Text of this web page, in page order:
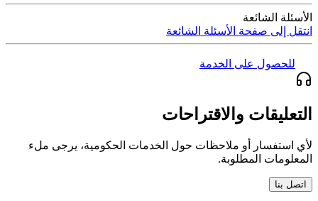
الأسئلة الشائعة
انتقل إلى صفحة الأسئلة الشائعة
للحصول على الخدمة
التعليقات والاقتراحات
لأي استفسار أو ملاحظات حول الخدمات الحكومية، يرجى ملء
المعلومات المطلوبة.
اتصل بنا